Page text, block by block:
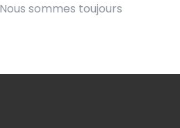
sommes toujours